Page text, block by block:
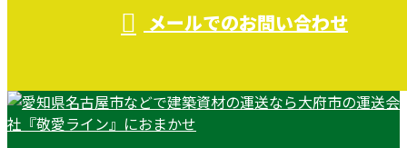
メールでのお問い合わせ